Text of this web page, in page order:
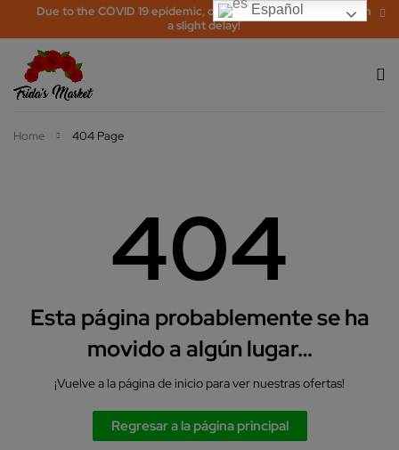
Due to the COVID 19 epidemic, orders may be processed with
a slight delay!
Home 404 Page
404
Esta página probablemente se ha
movido a algún lugar…
¡Vuelve a la página de inicio para ver nuestras ofertas!
Regresar a la página principal
Español